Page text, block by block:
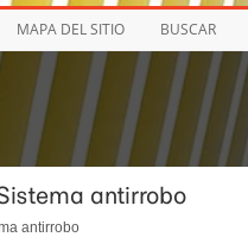
MAPA DEL SITIO BUSCAR
antirrobo
antirrobo